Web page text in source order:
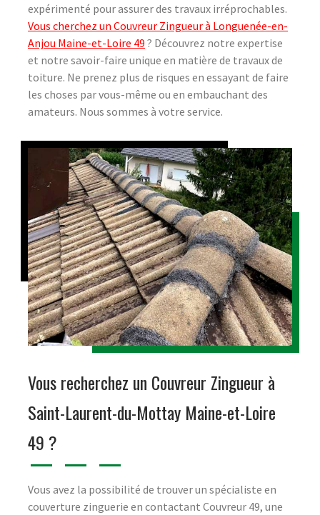
expérimenté pour assurer des travaux irréprochables.
Vous cherchez un Couvreur Zingueur à Longuenée-en-
Anjou Maine-et-Loire 49 ? Découvrez notre expertise
et notre savoir-faire unique en matière de travaux de
toiture. Ne prenez plus de risques en essayant de faire
les choses par vous-même ou en embauchant des
amateurs. Nous sommes à votre service.
Vous recherchez un Couvreur Zingueur à
Saint-Laurent-du-Mottay Maine-et-Loire
49 ?
Vous avez la possibilité de trouver un spécialiste en
couverture zinguerie en contactant Couvreur 49, une